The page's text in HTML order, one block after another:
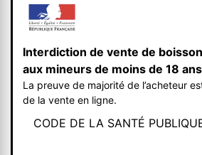
Interdiction de vente de
aux mineurs de moins de 18 ans
La preuve de majorité de l’acheteur
de la vente en ligne.
CODE DE LA SANTÉ